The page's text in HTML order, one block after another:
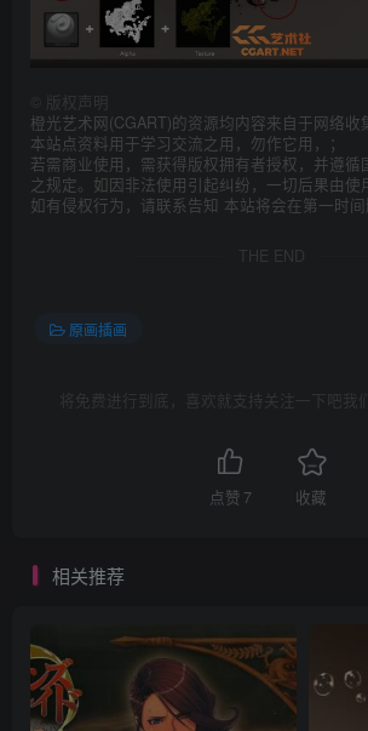
版权声明
橙光艺术网(CGART)的资源均内容来自于网络收
本站点资料用于学习交流之用，勿作它用，；
若需商业使用，需获得版权拥有者授权，并遵循
之规定。如因非法使用引起纠纷，一切后果由使
如有侵权行为，请联系告知 本站将会在第一时间
THE END
原画插画
将免费进行到底，喜欢就支持关注一下吧我
点赞 7 收藏
相关推荐